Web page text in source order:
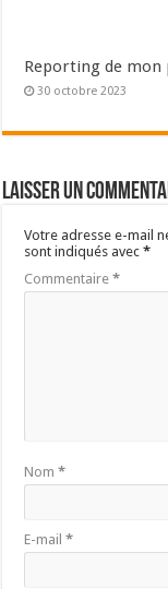
Reporting de mon
30 octobre 2023
Laisser un
Votre adresse e-mail
sont indiqués avec*
Commentaire*
Nom*
E-mail*